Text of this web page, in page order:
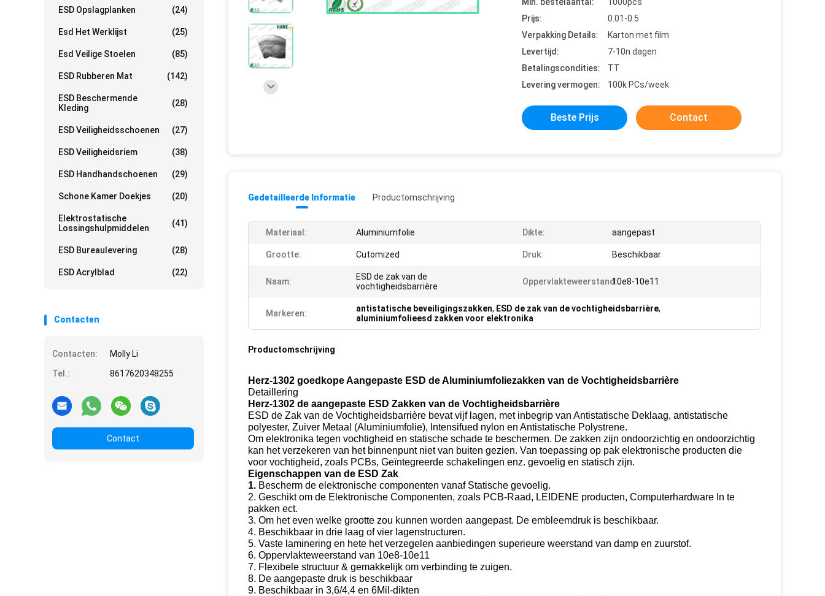
ESD Opslagplanken (24)
Esd Het Werklijst (25)
Esd Veilige Stoelen (85)
ESD Rubberen Mat (142)
ESD Beschermende
Kleding
(28)
ESD Veiligheidsschoenen (27)
ESD Veiligheidsriem (38)
ESD Handhandschoenen (29)
Schone Kamer Doekjes (20)
Elektrostatische
Lossingshulpmiddelen
(41)
ESD Bureaulevering (28)
ESD Acrylblad (22)
Contacten
Contacten:
Molly Li
Tel.:
8617620348255
Contact
Prijs:
0.01-0.5
Verpakking Details:
Karton met film
Levertijd:
7-10n dagen
Betalingscondities:
TT
Levering vermogen:
100k PCs/week
Beste Prijs Contact
Gedetailleerde Informatie Productomschrijving
Materiaal: Aluminiumfolie Dikte: aangepast
Grootte: Cutomized Druk: Beschikbaar
Naam:
ESD de zak van de
vochtigheidsbarrière
Oppervlakteweerstand:10e8-10e11
Markeren: antistatische beveiligingszakken, ESD de zak van de vochtigheidsbarrière,
aluminiumfolieesd zakken voor elektronika
Productomschrijving
Herz-1302 goedkope Aangepaste ESD de Aluminiumfoliezakken van de Vochtigheidsbarrière
Detaillering
Herz-1302 de aangepaste ESD Zakken van de Vochtigheidsbarrière
ESD de Zak van de Vochtigheidsbarrière bevat vijf lagen, met inbegrip van Antistatische Deklaag, antistatische
polyester, Zuiver Metaal (Aluminiumfolie), Intensifued nylon en Antistatische Polystrene.
Om elektronika tegen vochtigheid en statische schade te beschermen. De zakken zijn ondoorzichtig en ondoorzichtig
kan het verzekeren van het binnenpunt niet van buiten gezien. Van toepassing op pak elektronische producten die
voor vochtigheid, zoals PCBs, Geïntegreerde schakelingen enz. gevoelig en statisch zijn.
Eigenschappen van de ESD Zak
1. Bescherm de elektronische componenten vanaf Statische gevoelig.
2. Geschikt om de Elektronische Componenten, zoals PCB-Raad, LEIDENE producten, Computerhardware In te
pakken ect.
3. Om het even welke grootte zou kunnen worden aangepast. De embleemdruk is beschikbaar.
4. Beschikbaar in drie laag of vier lagenstructuren.
5. Vaste laminering en hete het verzegelen aanbiedingen superieure weerstand van damp en zuurstof.
6. Oppervlakteweerstand van 10e8-10e11
7. Flexibele structuur & gemakkelijk om verbinding te zuigen.
8. De aangepaste druk is beschikbaar
9. Beschikbaar in 3,6/4,4 en 6Mil-dikten